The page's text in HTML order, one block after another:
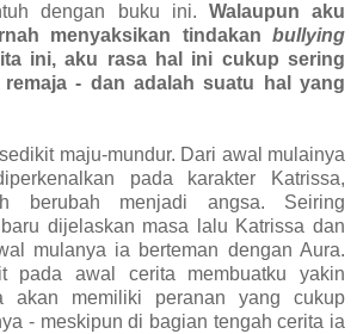
dengan buku ini. Walaupun aku
menyaksikan tindakan bullying
ini, aku rasa hal ini cukup sering
- dan adalah suatu hal yang
maju-mundur. Dari awal mulainya
pada karakter Katrissa,
berubah menjadi angsa. Seiring
dijelaskan masa lalu Katrissa dan
mulanya ia berteman dengan Aura.
pada awal cerita membuatku yakin
akan memiliki peranan yang cukup
- meskipun di bagian tengah cerita ia